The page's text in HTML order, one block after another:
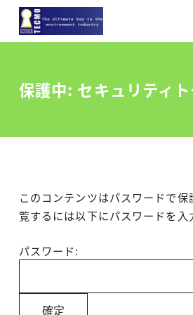
保護中: セキュリティト
このコンテンツはパスワードで保
覧するには以下にパスワードを入
パスワード: